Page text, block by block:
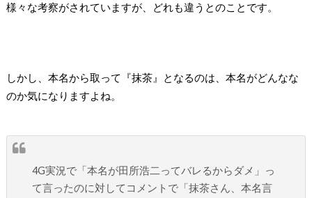
様々な考察がされていますが、どれも違うとのことです。
しかし、本名から取って『抹茶』となるのは、本名がどんなな
のか気になりますよね。
4G実況で「本名が田所浩二ってバレるからダメ」っ
て言ったのに対してコメントで「抹茶さん、本名言